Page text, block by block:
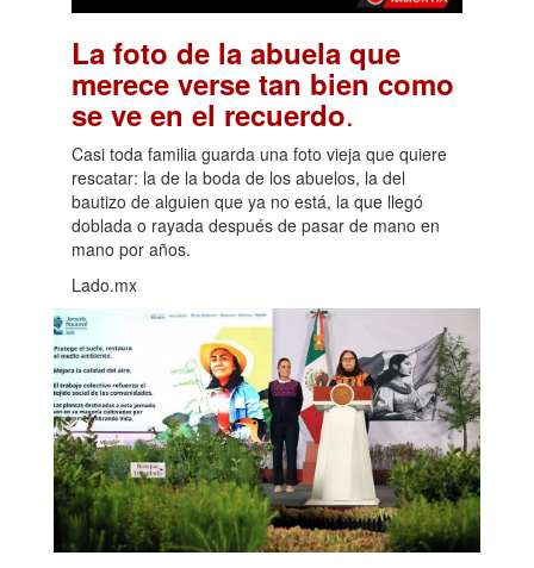
La foto de la abuela que
merece verse tan bien como
se ve en el recuerdo.
Casi toda familia guarda una foto vieja que quiere
rescatar: la de la boda de los abuelos, la del
bautizo de alguien que ya no está, la que llegó
doblada o rayada después de pasar de mano en
mano por años.
Lado.mx